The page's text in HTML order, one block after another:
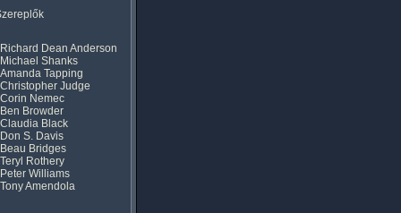
Richard Dean Anderson
Michael Shanks
Amanda Tapping
Christopher Judge
Corin Nemec
Ben Browder
Claudia Black
Don S. Davis
Beau Bridges
Teryl Rothery
Peter Williams
Tony Amendola